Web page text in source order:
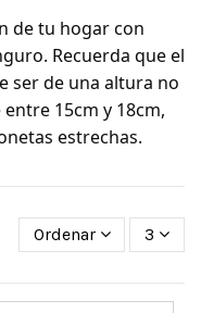
de tu hogar con
Recuerda que el
ser de una altura no
15cm y 18cm,
estrechas.
Ordenar 3